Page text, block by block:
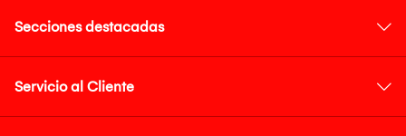
Secciones destacadas
Servicio al Cliente